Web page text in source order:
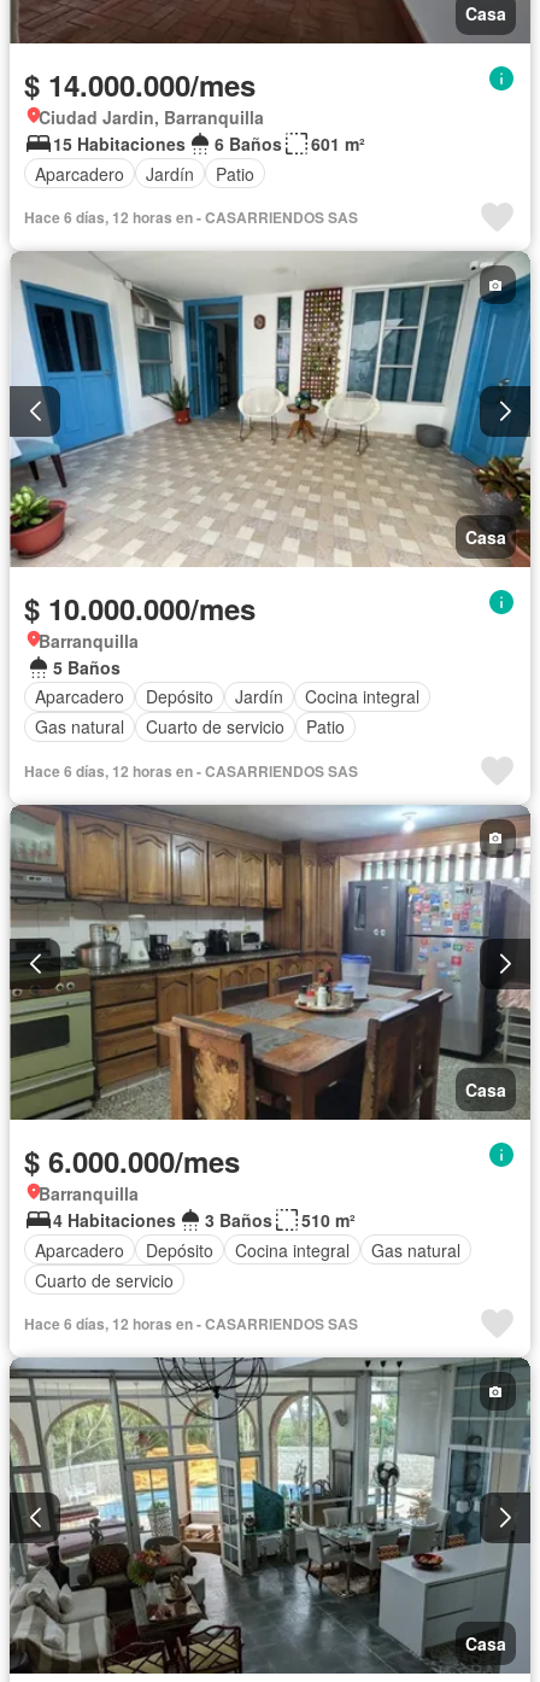
Casa
$ 14.000.000/mes
Ciudad Jardin, Barranquilla
15 Habitaciones
6 Baños
601 m²
Aparcadero
Jardín Patio
Hace 6 días, 12 horas en - CASARRIENDOS SAS
Casa
$ 10.000.000/mes
Barranquilla
5 Baños
Aparcadero
Depósito Jardín
Cocina integral
Gas natural
Cuarto de servicio Patio
Hace 6 días, 12 horas en - CASARRIENDOS SAS
Casa
$ 6.000.000/mes
Barranquilla
4 Habitaciones
3 Baños
510 m²
Aparcadero
Depósito Cocina integral
Gas natural
Cuarto de servicio
Hace 6 días, 12 horas en - CASARRIENDOS SAS
Casa